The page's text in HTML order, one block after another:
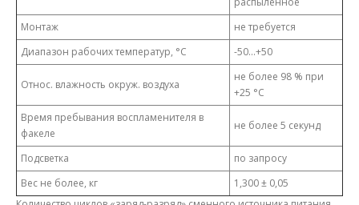
Монтаж
не требуется
Диапазон рабочих температур, °C
-50…+50
Относ. влажность окруж. воздуха
не более 98 % при
+25 °С
Время пребывания воспламенителя в
факеле
не более 5 секунд
Подсветка
по запросу
Вес не более, кг
1,300 ± 0,05